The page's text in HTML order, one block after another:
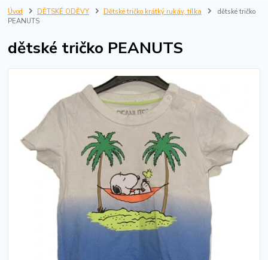
Úvod DĚTSKÉ ODĚVY Dětské tričko krátký rukáv, tílka
dětské tričko
PEANUTS
dětské tričko PEANUTS